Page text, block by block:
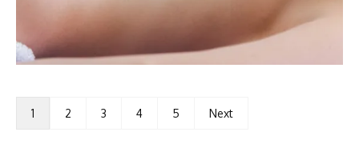
1 2 3 4 5 Next